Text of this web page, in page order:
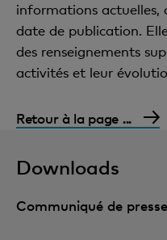
informations actuelles,
date de publication.
des renseignements
activités et leur
Retour à la page ...
Downloads
Communiqué de